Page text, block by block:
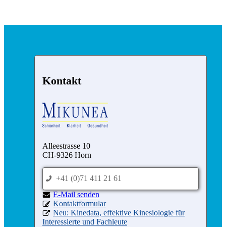
Kontakt
Alleestrasse 10
CH-9326 Horn
p +41 (0)71 411 21 61
e nednes liaM-E
d Kontaktformular
x Neu: Kinedata, effektive Kinesiologie für
Interessierte und Fachleute